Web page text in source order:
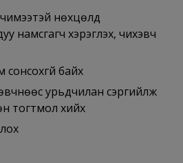
нөхцөлд
намсгагч хэрэглэх, чихэвч
байх
урьдчилан сэргийлж
тогтмол хийх